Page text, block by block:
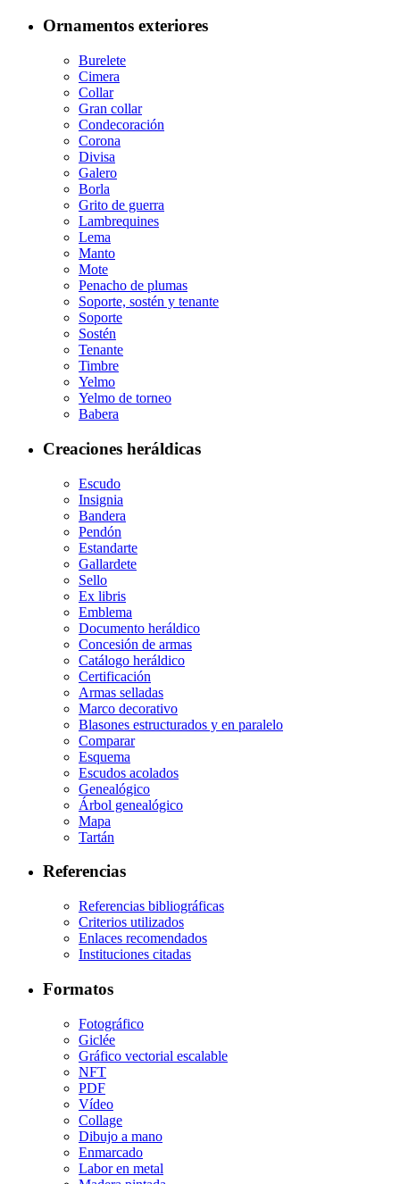
Ornamentos exteriores
Burelete
Cimera
Collar
Gran collar
Condecoración
Corona
Divisa
Galero
Borla
Grito de guerra
Lambrequines
Lema
Manto
Mote
Penacho de plumas
Soporte, sostén y tenante
Soporte
Sostén
Tenante
Timbre
Yelmo
Yelmo de torneo
Babera
Creaciones heráldicas
Escudo
Insignia
Bandera
Pendón
Estandarte
Gallardete
Sello
Ex libris
Emblema
Documento heráldico
Concesión de armas
Catálogo heráldico
Certificación
Armas selladas
Marco decorativo
Blasones estructurados y en paralelo
Comparar
Esquema
Escudos acolados
Genealógico
Árbol genealógico
Mapa
Tartán
Referencias
Referencias bibliográficas
Criterios utilizados
Enlaces recomendados
Instituciones citadas
Formatos
Fotográfico
Giclée
Gráfico vectorial escalable
NFT
PDF
Vídeo
Collage
Dibujo a mano
Enmarcado
Labor en metal